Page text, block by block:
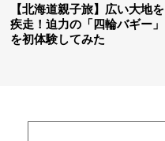
【北海道親子旅】広い大地を
疾走！迫力の「四輪バギー」
を初体験してみた